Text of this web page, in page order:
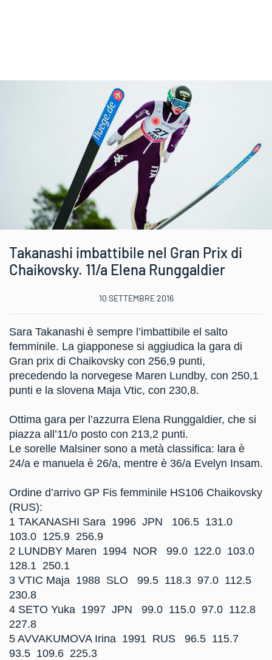
Takanashi imbattibile nel Gran Prix di
Chaikovsky. 11/a Elena Runggaldier
10 SETTEMBRE 2016
Sara Takanashi è sempre l’imbattibile el salto
femminile. La giapponese si aggiudica la gara di
Gran prix di Chaikovsky con 256,9 punti,
precedendo la norvegese Maren Lundby, con 250,1
punti e la slovena Maja Vtic, con 230,8.
Ottima gara per l’azzurra Elena Runggaldier, che si
piazza all’11/o posto con 213,2 punti.
Le sorelle Malsiner sono a metà classifica: lara è
24/a e manuela è 26/a, mentre è 36/a Evelyn Insam.
Ordine d’arrivo GP Fis femminile HS106 Chaikovsky
(RUS):
1 TAKANASHI Sara 1996 JPN 106.5 131.0
103.0 125.9 256.9
2 LUNDBY Maren 1994 NOR 99.0 122.0 103.0
128.1 250.1
3 VTIC Maja 1988 SLO 99.5 118.3 97.0 112.5
230.8
4 SETO Yuka 1997 JPN 99.0 115.0 97.0 112.8
227.8
5 AVVAKUMOVA Irina 1991 RUS 96.5 115.7
93.5 109.6 225.3